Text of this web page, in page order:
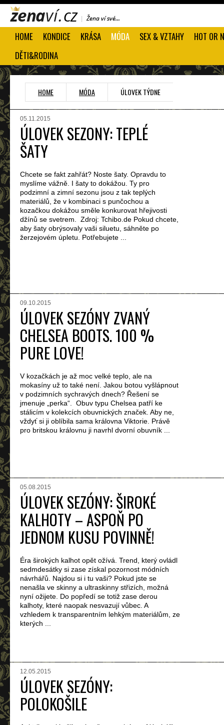
HOME KONDICE KRÁSA MÓDA SEX & VZTAHY
HOT OR
DĚTI&RODINA
HOME MÓDA ÚLOVEK TÝDNE
05.11.2015
ÚLOVEK SEZONY: TEPLÉ
ŠATY
Chcete se fakt zahřát? Noste šaty. Opravdu to
myslíme vážně. I šaty to dokážou. Ty pro
podzimní a zimní sezonu jsou z tak teplých
materiálů, že v kombinaci s punčochou a
kozačkou dokážou směle konkurovat hřejivosti
džínů se svetrem. Zdroj: Tchibo.de Pokud chcete,
aby šaty obrýsovaly vaši siluetu, sáhněte po
žerzejovém úpletu. Potřebujete ...
09.10.2015
ÚLOVEK SEZÓNY ZVANÝ
CHELSEA BOOTS. 100 %
PURE LOVE!
V kozačkách je až moc velké teplo, ale na
mokasíny už to také není. Jakou botou vyšlápnout
v podzimních sychravých dnech? Řešení se
jmenuje „perka“. Obuv typu Chelsea patří ke
stálicím v kolekcích obuvnických značek. Aby ne,
vždyť si ji oblíbila sama královna Viktorie. Právě
pro britskou královnu ji navrhl dvorní obuvník ...
05.08.2015
ÚLOVEK SEZÓNY: ŠIROKÉ
KALHOTY – ASPOŇ PO
JEDNOM KUSU POVINNĚ!
Éra širokých kalhot opět ožívá. Trend, který ovládl
sedmdesátky si zase získal pozornost módních
návrhářů. Najdou si i tu vaši? Pokud jste se
nenašla ve skinny a ultraskinny střizích, možná
nyní ožijete. Do popředí se totiž zase derou
kalhoty, které naopak nesvazují vůbec. A
vzhledem k transparentním lehkým materiálům, ze
kterých ...
12.05.2015
ÚLOVEK SEZÓNY:
POLOKOŠILE